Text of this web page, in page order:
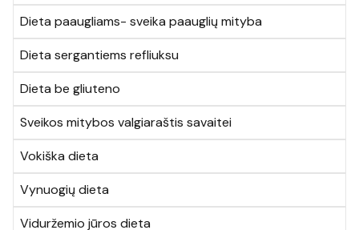
Dieta paaugliams- sveika paauglių mityba
Dieta sergantiems refliuksu
Dieta be gliuteno
Sveikos mitybos valgiaraštis savaitei
Vokiška dieta
Vynuogių dieta
Viduržemio jūros dieta